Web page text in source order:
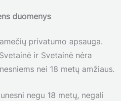
duomenys
privatumo apsauga.
ir Svetainė nėra
nei 18 metų amžiaus.
negu 18 metų, negali